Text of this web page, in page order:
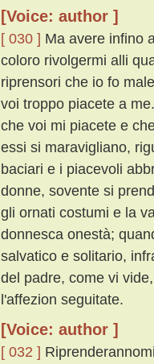
[Voice: author ]
[ 030 ] Ma avere infino
coloro rivolgermi alli
riprensori che io fo
voi troppo piacete a
che voi mi piacete e
essi si maravigliano,
baciari e i piacevoli
donne, sovente si
gli ornati costumi e la
donnesca onestà;
salvatico e solitario,
del padre, come vi
l'affezion seguitate.
[Voice: author ]
[ 032 ]